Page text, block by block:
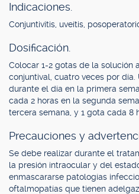
Indicaciones.
Conjuntivitis, uveítis,
Dosificación.
Colocar 1-2 gotas de la solución
conjuntival, cuatro veces por día.
durante el día en la primera
cada 2 horas en la segunda
tercera semana, y 1 gota cada 8
Precauciones y
Se debe realizar durante el
la presión intraocular y del
enmascararse patologías
oftalmopatías que tienen